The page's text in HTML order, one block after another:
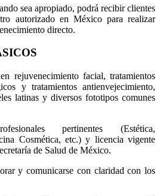
sea apropiado, podrá recibir clientes
autorizado en México para realizar
directo.
rejuvenecimiento facial, tratamientos
y tratamientos antienvejecimiento,
latinas y diversos fototipos comunes
pertinentes (Estética,
Cosmética, etc.) y licencia vigente
de Salud de México.
y comunicarse con claridad con los